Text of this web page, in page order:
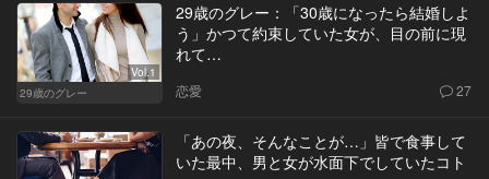
Vol.1
29歳のグレー
29歳のグレー：「30歳になったら結婚しよ
う」かつて約束していた女が、目の前に現
れて…
恋愛 27
「あの夜、そんなことが…」皆で食事して
いた最中、男と女が水面下でしていたコト